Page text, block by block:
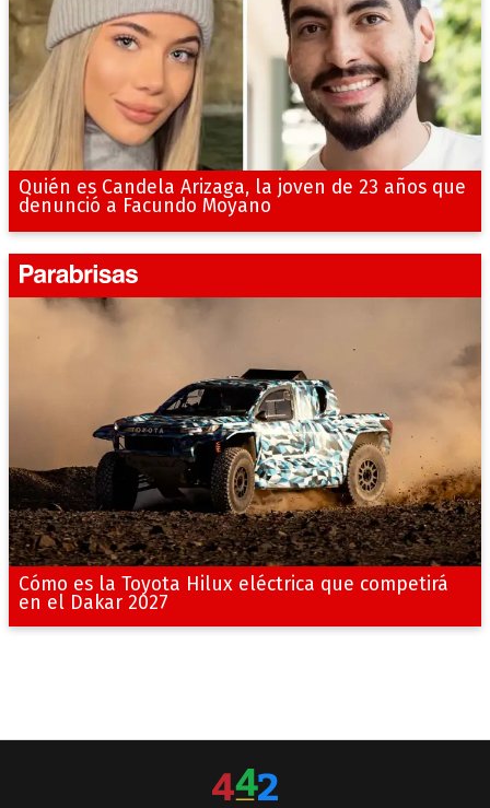
Quién es Candela Arizaga, la joven de 23 años que
denunció a Facundo Moyano
Cómo es la Toyota Hilux eléctrica que competirá
en el Dakar 2027